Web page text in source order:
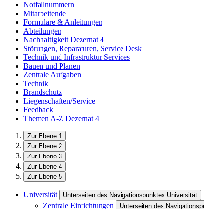
Notfallnummern
Mitarbeitende
Formulare & Anleitungen
Abteilungen
Nachhaltigkeit Dezernat 4
Störungen, Reparaturen, Service Desk
Technik und Infrastruktur Services
Bauen und Planen
Zentrale Aufgaben
Technik
Brandschutz
Liegenschaften/Service
Feedback
Themen A-Z Dezernat 4
Zur Ebene 1
Zur Ebene 2
Zur Ebene 3
Zur Ebene 4
Zur Ebene 5
Universität Unterseiten des Navigationspunktes Universität
Zentrale Einrichtungen Unterseiten des